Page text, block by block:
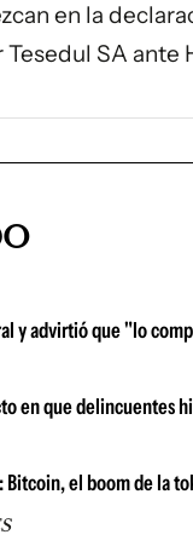
en la
SA ante
y advirtió que "lo
en que delincuentes
el boom de la